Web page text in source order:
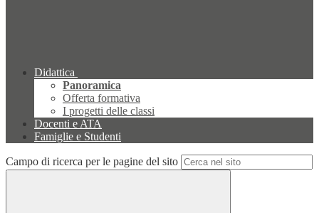
Didattica
Panoramica
Offerta formativa
I progetti delle classi
Docenti e ATA
Famiglie e Studenti
Campo di ricerca per le pagine del sito